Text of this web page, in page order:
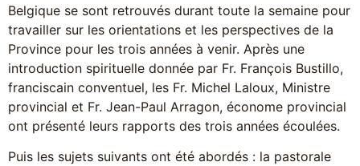
Belgique se sont retrouvés durant toute la semaine pour
travailler sur les orientations et les perspectives de la
Province pour les trois années à venir. Après une
introduction spirituelle donnée par Fr. François Bustillo,
franciscain conventuel, les Fr. Michel Laloux, Ministre
provincial et Fr. Jean-Paul Arragon, économe provincial
ont présenté leurs rapports des trois années écoulées.
Puis les sujets suivants ont été abordés : la pastorale